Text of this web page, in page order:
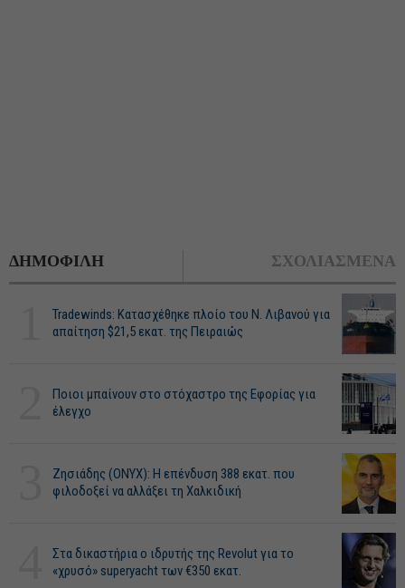
ΔΗΜΟΦΙΛΗ ΣΧΟΛΙΑΣΜΕΝΑ
Tradewinds: Κατασχέθηκε πλοίο του Ν. Λιβανού για
απαίτηση $21,5 εκατ. της Πειραιώς
Ποιοι μπαίνουν στο στόχαστρο της Εφορίας για
έλεγχο
Ζησιάδης (ONYX): Η επένδυση 388 εκατ. που
φιλοδοξεί να αλλάξει τη Χαλκιδική
Στα δικαστήρια ο ιδρυτής της Revolut για το
«χρυσό» superyacht των €350 εκατ.